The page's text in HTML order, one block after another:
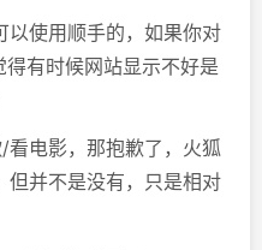
使用顺手的，如果你对
有时候网站显示不好是
电影，那抱歉了，火狐
但并不是没有，只是相对